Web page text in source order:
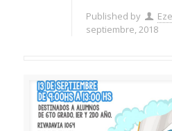
Published by
septiembre, 2018